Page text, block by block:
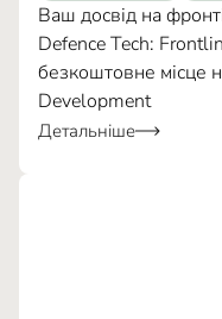
Ваш досвід на
Defence Tech:
безкоштовне місце
Development
Детальніше